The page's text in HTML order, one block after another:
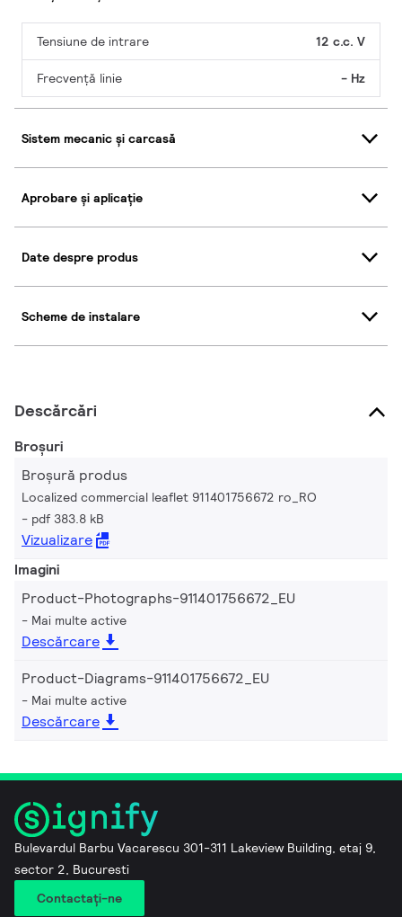
Tensiune de intrare 12 c.c. V
Frecvență linie - Hz
Sistem mecanic și carcasă
Aprobare și aplicație
Date despre produs
Scheme de instalare
Descărcări
Broșuri
Broșură produs
Localized commercial leaflet 911401756672 ro_RO
pdf 383.8 kB
Vizualizare
Imagini
Product-Photographs-911401756672_EU
Mai multe active
Descărcare
Product-Diagrams-911401756672_EU
Mai multe active
Descărcare
Bulevardul Barbu Vacarescu 301-311 Lakeview Building, etaj 9,
sector 2, Bucuresti
Contactaţi-ne